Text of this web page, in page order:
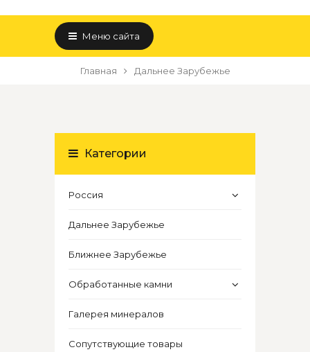
Меню сайта
Главная Дальнее Зарубежье
Категории
Россия
Дальнее Зарубежье
Ближнее Зарубежье
Обработанные камни
Галерея минералов
Сопутствующие товары